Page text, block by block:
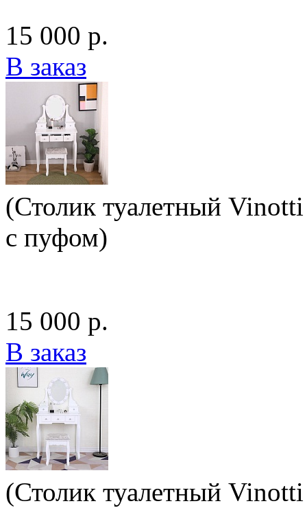
15 000 р.
В заказ
(Столик туалетный
с пуфом)
15 000 р.
В заказ
(Столик туалетный